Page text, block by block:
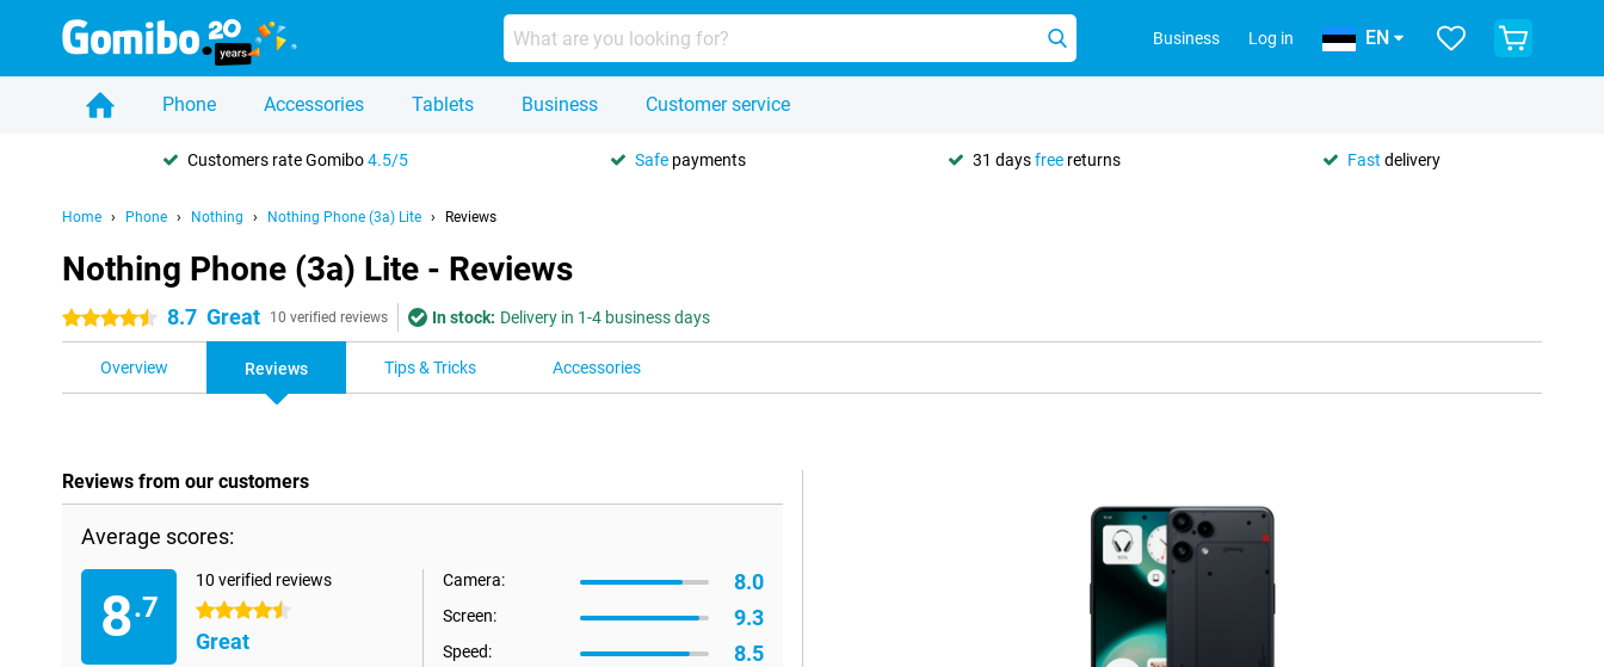
Business Log in EN
Phone Accessories Tablets Business Customer service
Customers rate Gomibo4.5/5 Safe payments 31 daysfree returns Fast delivery
Home Phone Nothing Nothing Phone (3a) Lite Reviews
Nothing Phone (3a) Lite - Reviews
4.5 stars 8.7 Great 10 verified reviews In stock: Delivery in 1-4 business days
Overview Reviews Tips & Tricks Accessories
Reviews from our customers
Average scores:
8.7
10 verified reviews
4.5 stars
Great
Camera: 8.0
Screen: 9.3
Speed: 8.5